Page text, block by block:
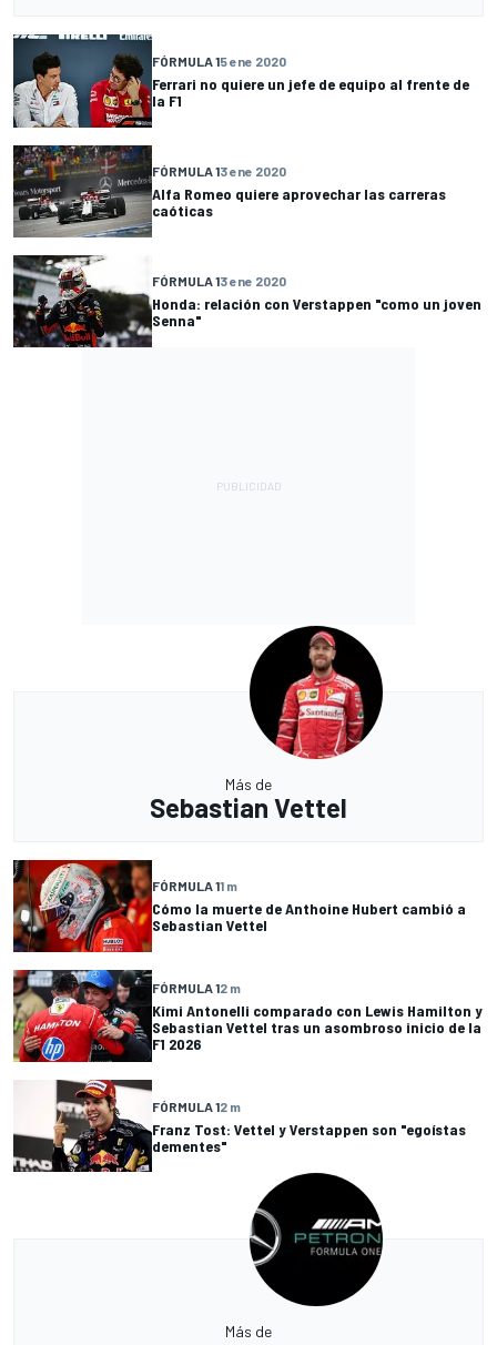
FÓRMULA 15 ene 2020
Ferrari no quiere un jefe de equipo al frente de
la F1
FÓRMULA 13 ene 2020
Alfa Romeo quiere aprovechar las carreras
caóticas
FÓRMULA 13 ene 2020
Honda: relación con Verstappen "como un joven
Senna"
Más de
Sebastian Vettel
FÓRMULA 11 m
Cómo la muerte de Anthoine Hubert cambió a
Sebastian Vettel
FÓRMULA 12 m
Kimi Antonelli comparado con Lewis Hamilton y
Sebastian Vettel tras un asombroso inicio de la
F1 2026
FÓRMULA 12 m
Franz Tost: Vettel y Verstappen son "egoístas
dementes"
Más de